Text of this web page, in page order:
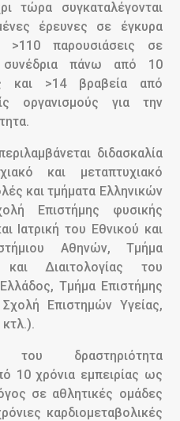
τώρα συγκαταλέγονται
έρευνες σε έγκυρα
>110 παρουσιάσεις σε
συνέδρια πάνω από 10
και >14 βραβεία από
οργανισμούς για την
διδασκαλία
και μεταπτυχιακό
και τμήματα Ελληνικών
Επιστήμης φυσικής
Ιατρική του Εθνικού και
Αθηνών, Τμήμα
Διαιτολογίας του
Τμήμα Επιστήμης
Σχολή Επιστημών Υγείας,
του δραστηριότητα
10 χρόνια εμπειρίας ως
σε αθλητικές ομάδες
καρδιομεταβολικές